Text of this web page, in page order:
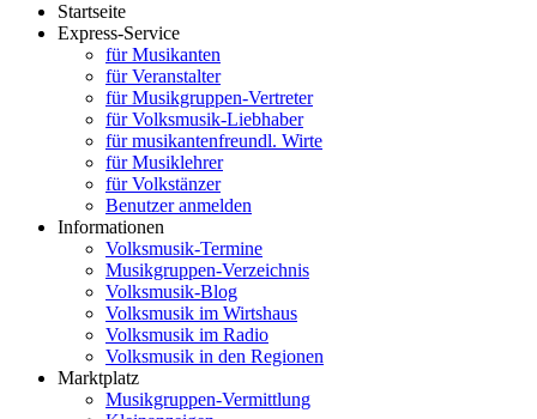
Startseite
Express-Service
für Musikanten
für Veranstalter
für Musikgruppen-Vertreter
für Volksmusik-Liebhaber
für musikantenfreundl. Wirte
für Musiklehrer
für Volkstänzer
Benutzer anmelden
Informationen
Volksmusik-Termine
Musikgruppen-Verzeichnis
Volksmusik-Blog
Volksmusik im Wirtshaus
Volksmusik im Radio
Volksmusik in den Regionen
Marktplatz
Musikgruppen-Vermittlung